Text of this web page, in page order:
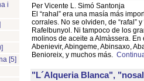
i
[5]
Per Vicente L. Simó Santonja
El “rahal” era una masía más
corrales. No se olviden, de “rafal”
Rafelbunyol. Ni tampoco de los
molinos de aceite a Almàssera. En
Abenievir, Abingeme, Abinsaxo,
Benioreix, y muchos más.
"L´Alqueria Blanca",